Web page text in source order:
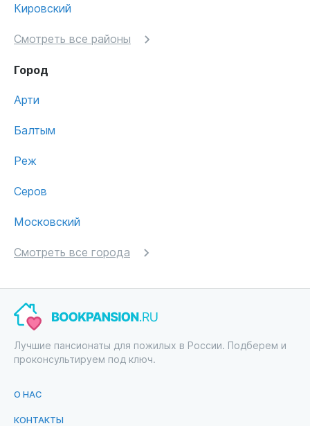
Кировский
Смотреть все районы
Город
Арти
Балтым
Реж
Серов
Московский
Смотреть все города
Лучшие пансионаты для пожилых в России. Подберем и
проконсультируем под ключ.
О НАС
КОНТАКТЫ